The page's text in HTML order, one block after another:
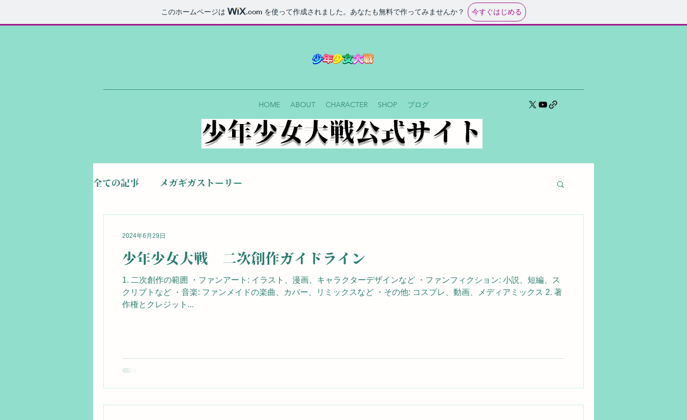
このホームページは .com を使って作成されました。あなたも無料で作ってみませんか？ 今すぐはじめる
HOME ABOUT CHARACTER SHOP ブログ
​少年少女大戦公式サイト
全ての記事 メガギガストーリー
少年少女大戦 二次創作ガイドライン
1. 二次創作の範囲 ・ファンアート: イラスト、漫画、キャラクターデザインなど ・ファンフィクション: 小説、短編、ス
クリプトなど ・音楽: ファンメイドの楽曲、カバー、リミックスなど ・その他: コスプレ、動画、メディアミックス 2. 著
作権とクレジット...
2024年6月29日